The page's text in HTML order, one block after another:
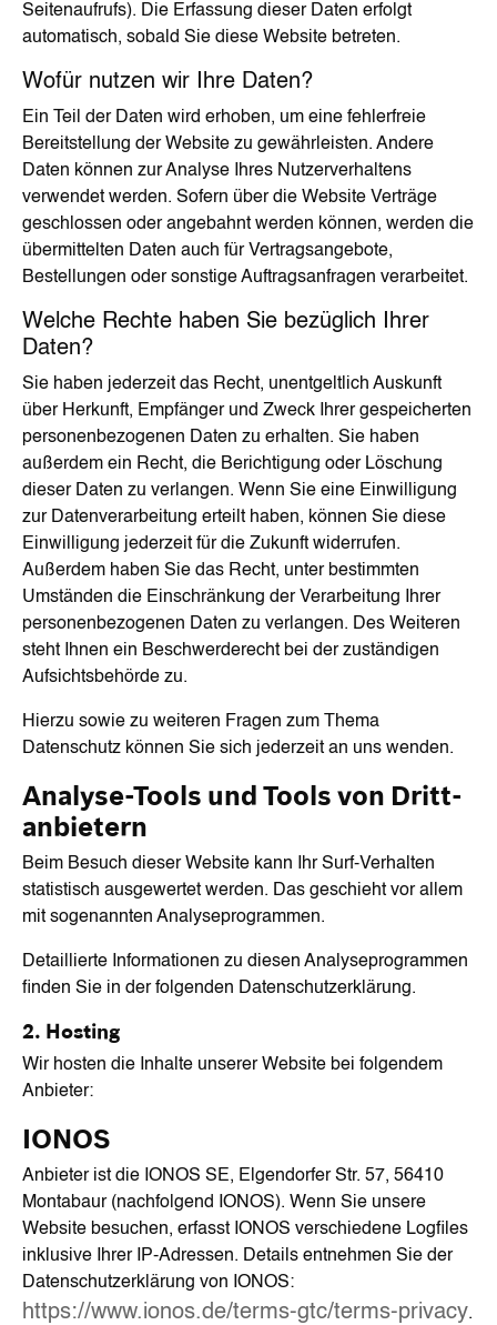
Seitenaufrufs). Die Erfassung dieser Daten erfolgt
automatisch, sobald Sie diese Website betreten.
Wofür nutzen wir Ihre Daten?
Ein Teil der Daten wird erhoben, um eine fehlerfreie
Bereitstellung der Website zu gewährleisten. Andere
Daten können zur Analyse Ihres Nutzerverhaltens
verwendet werden. Sofern über die Website Verträge
geschlossen oder angebahnt werden können, werden die
übermittelten Daten auch für Vertragsangebote,
Bestellungen oder sonstige Auftragsanfragen verarbeitet.
Welche Rechte haben Sie bezüglich Ihrer
Daten?
Sie haben jederzeit das Recht, unentgeltlich Auskunft
über Herkunft, Empfänger und Zweck Ihrer gespeicherten
personenbezogenen Daten zu erhalten. Sie haben
außerdem ein Recht, die Berichtigung oder Löschung
dieser Daten zu verlangen. Wenn Sie eine Einwilligung
zur Datenverarbeitung erteilt haben, können Sie diese
Einwilligung jederzeit für die Zukunft widerrufen.
Außerdem haben Sie das Recht, unter bestimmten
Umständen die Einschränkung der Verarbeitung Ihrer
personenbezogenen Daten zu verlangen. Des Weiteren
steht Ihnen ein Beschwerderecht bei der zuständigen
Aufsichtsbehörde zu.
Hierzu sowie zu weiteren Fragen zum Thema
Datenschutz können Sie sich jederzeit an uns wenden.
Analyse-Tools und Tools von Dritt­
anbietern
Beim Besuch dieser Website kann Ihr Surf-Verhalten
statistisch ausgewertet werden. Das geschieht vor allem
mit sogenannten Analyseprogrammen.
Detaillierte Informationen zu diesen Analyseprogrammen
finden Sie in der folgenden Datenschutzerklärung.
2. Hosting
Wir hosten die Inhalte unserer Website bei folgendem
Anbieter:
IONOS
Anbieter ist die IONOS SE, Elgendorfer Str. 57, 56410
Montabaur (nachfolgend IONOS). Wenn Sie unsere
Website besuchen, erfasst IONOS verschiedene Logfiles
inklusive Ihrer IP-Adressen. Details entnehmen Sie der
Datenschutzerklärung von IONOS:
https://www.ionos.de/terms-gtc/terms-privacy.